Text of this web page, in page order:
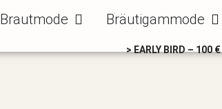
Brautmode Öffne Brautmode
Bräutigammode
> EARLY BIRD – 100